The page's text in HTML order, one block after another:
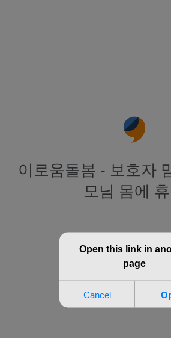
이로움돌봄 - 보호자
모님 몸에